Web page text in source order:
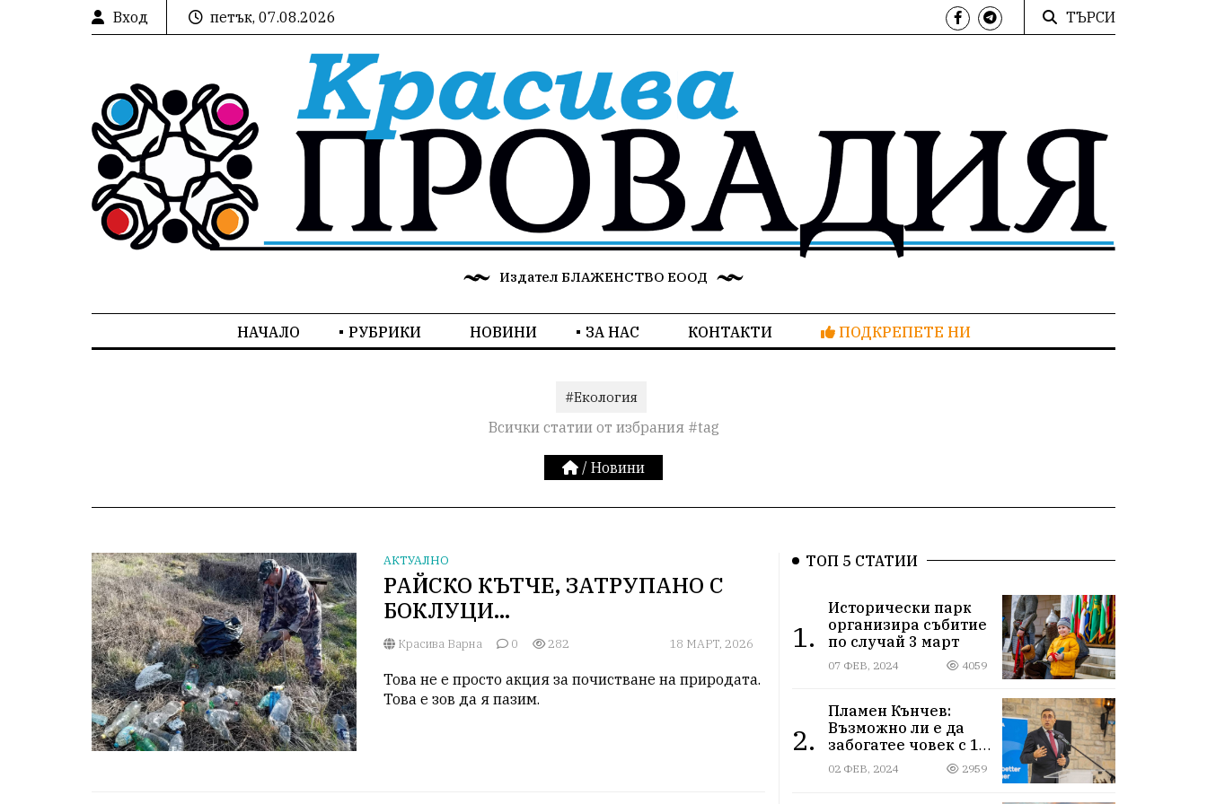
Вход петък, 07.08.2026 ТЪРСИ
Издател БЛАЖЕНСТВО ЕООД
НАЧАЛО РУБРИКИ НОВИНИ ЗА НАС КОНТАКТИ ПОДКРЕПЕТЕ НИ
#Екология
Всички статии от избрания #tag
/ Новини
АКТУАЛНО
РАЙСКО КЪТЧЕ, ЗАТРУПАНО С
БОКЛУЦИ…
Красива Варна 0 282 18 МАРТ, 2026
Това не е просто акция за почистване на природата.
Това е зов да я пазим.
ТОП 5 СТАТИИ
1.
Исторически парк
организира събитие
по случай 3 март
07 ФЕВ, 2024 4059
2.
Пламен Кънчев:
Възможно ли е да
забогатее човек с 1
000 лева доход?
02 ФЕВ, 2024 2959